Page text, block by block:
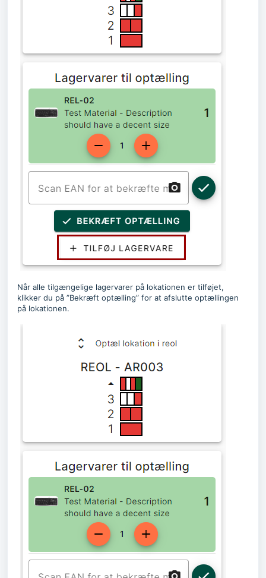
Når alle tilgængelige lagervarer på lokationen er tilføjet,
klikker du på ”Bekræft optælling” for at afslutte optællingen
på lokationen.